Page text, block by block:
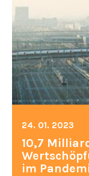
24. 01. 2023
10,7
im